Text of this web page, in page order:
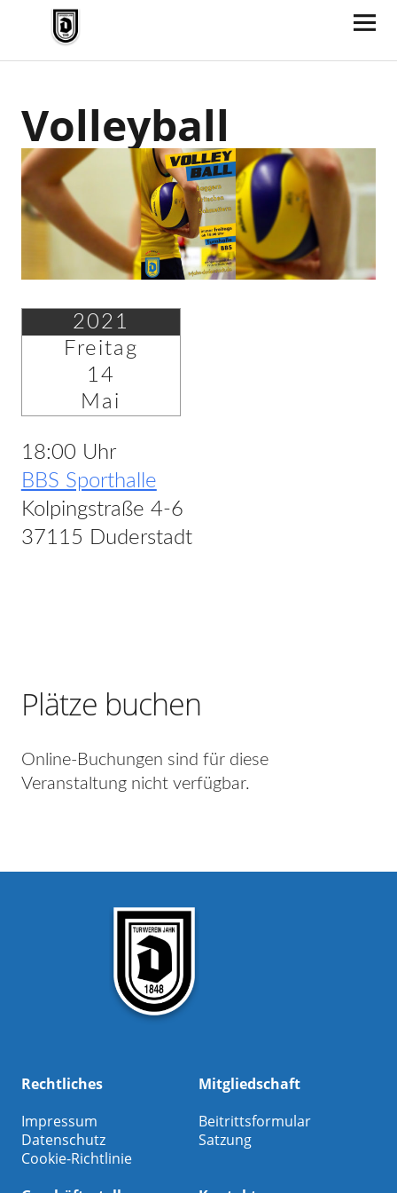
TV Jahn Duderstadt
Volleyball
2021
Freitag
14
Mai
18:00 Uhr
BBS Sporthalle
Kolpingstraße 4-6
37115 Duderstadt
Plätze buchen
Online-Buchungen sind für diese
Veranstaltung nicht verfügbar.
Rechtliches
Impressum
Datenschutz
Cookie-Richtlinie
Mitgliedschaft
Beitrittsformular
Satzung